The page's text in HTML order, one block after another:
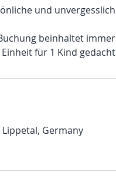
und
beinhaltet
für 1 Kind
Germany